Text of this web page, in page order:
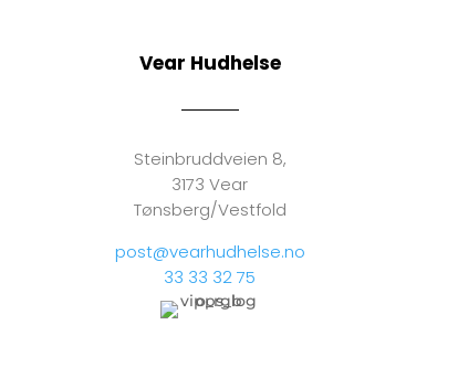
Vear Hudhelse
Steinbruddveien 8,
3173 Vear
Tønsberg/Vestfold
post@vearhudhelse.no
33 33 32 75